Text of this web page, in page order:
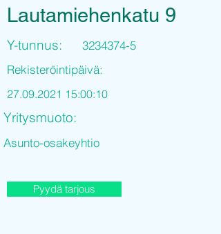
Lautamiehenkatu 9
Y-tunnus:
3234374-5
Rekisteröintipäivä:
27.09.2021 15:00:10
Yritysmuoto:
Asunto-osakeyhtio
Pyydä tarjous